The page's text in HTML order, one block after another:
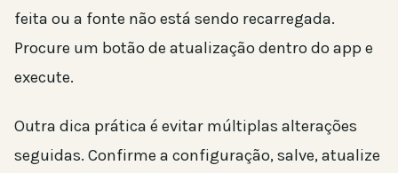
feita ou a fonte não está sendo recarregada.
Procure um botão de atualização dentro do app e
execute.
Outra dica prática é evitar múltiplas alterações
seguidas. Confirme a configuração, salve, atualize